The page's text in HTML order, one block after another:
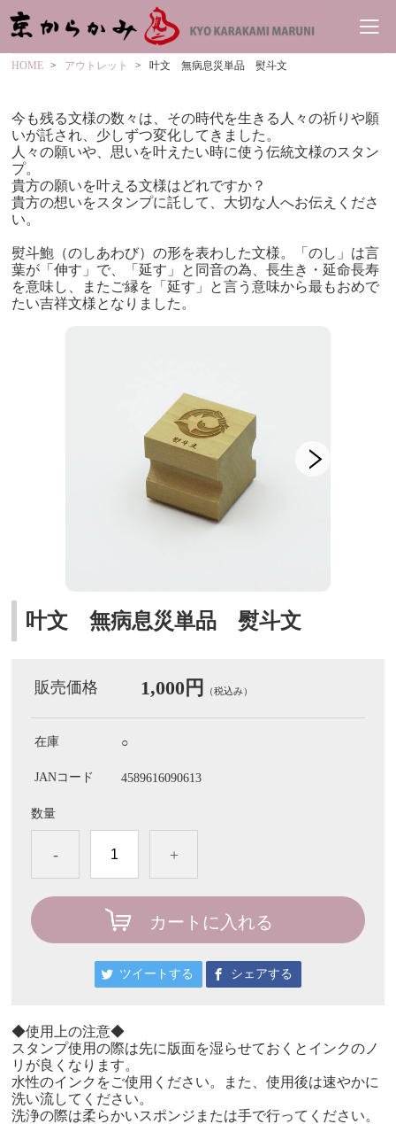
HOME アウトレット 叶文 無病息災単品 熨斗文
今も残る文様の数々は、その時代を生きる人々の祈りや願
いが託され、少しずつ変化してきました。
人々の願いや、思いを叶えたい時に使う伝統文様のスタン
プ。
貴方の願いを叶える文様はどれですか？
貴方の想いをスタンプに託して、大切な人へお伝えくださ
い。
熨斗鮑（のしあわび）の形を表わした文様。「のし」は言
葉が「伸す」で、「延す」と同音の為、長生き・延命長寿
を意味し、またご縁を「延す」と言う意味から最もおめで
たい吉祥文様となりました。
叶文 無病息災単品 熨斗文
販売価格 1,000円 （税込み）
在庫 ○
JANコード 4589616090613
数量
- +
カートに入れる
ツイートする シェアする
◆使用上の注意◆
スタンプ使用の際は先に版面を湿らせておくとインクのノ
リが良くなります。
水性のインクをご使用ください。また、使用後は速やかに
洗い流してください。
洗浄の際は柔らかいスポンジまたは手で行ってください。